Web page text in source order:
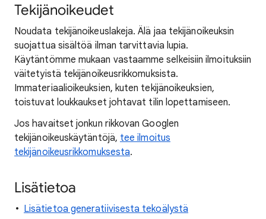
Tekijänoikeudet
Noudata tekijänoikeuslakeja. Älä jaa tekijänoikeuksin
suojattua sisältöä ilman tarvittavia lupia.
Käytäntömme mukaan vastaamme selkeisiin ilmoituksiin
väitetyistä tekijänoikeusrikkomuksista.
Immateriaalioikeuksien, kuten tekijänoikeuksien,
toistuvat loukkaukset johtavat tilin lopettamiseen.
Jos havaitset jonkun rikkovan Googlen
tekijänoikeuskäytäntöjä, tee ilmoitus
tekijänoikeusrikkomuksesta.
Lisätietoa
Lisätietoa generatiivisesta tekoälystä